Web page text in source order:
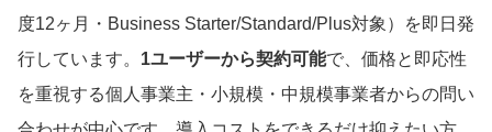
度12ヶ月・Business Starter/Standard/Plus対象）を即日発
行しています。 1ユーザーから契約可能で、価格と即応性
を重視する個人事業主・小規模・中規模事業者からの問い